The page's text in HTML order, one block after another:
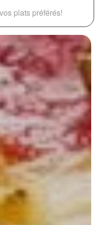
plats préférés!